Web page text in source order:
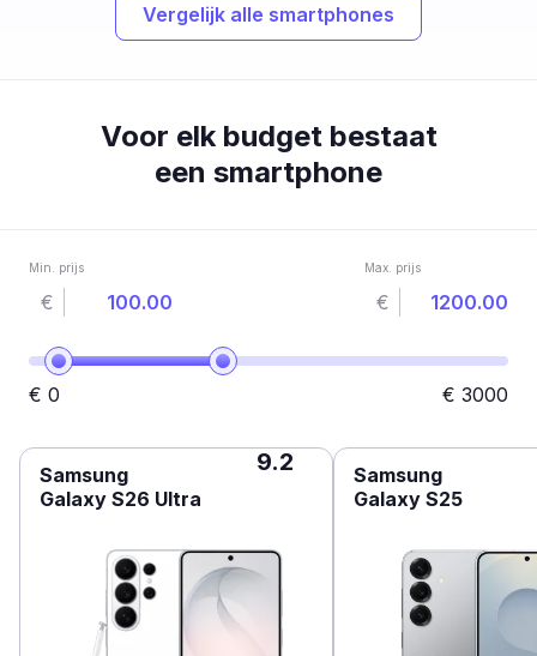
Vergelijk alle smartphones
Voor elk budget bestaat
een smartphone
Min. prijs
€
Max. prijs
€
€ 0 € 3000
Samsung
Galaxy S26 Ultra
9.2
Samsung
Galaxy S25